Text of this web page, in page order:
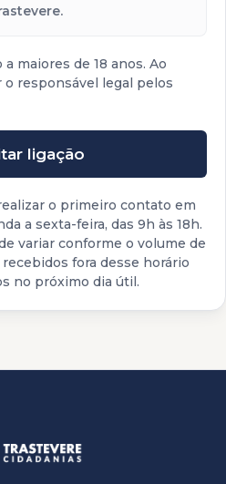
maiores de 18 anos. Ao
responsável legal pelos
ligação
o primeiro contato em
a sexta-feira, das 9h às 18h.
variar conforme o volume de
fora desse horário
no próximo dia útil.